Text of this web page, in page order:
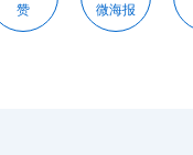
赞 微海报